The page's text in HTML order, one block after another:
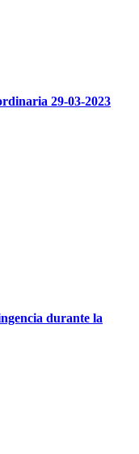
29-03-2023
durante la